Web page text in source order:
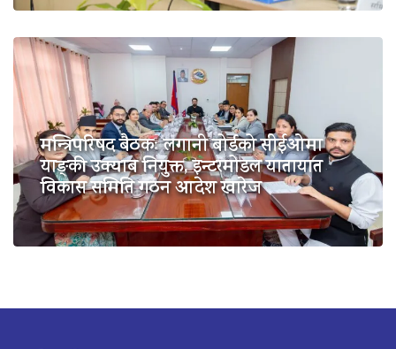
मन्त्रिपरिषद बैठकः लगानी बोर्डको सीईओमा
याङ्की उक्याब नियुक्त, इन्टरमोडल यातायात
विकास समिति गठन आदेश खारेज